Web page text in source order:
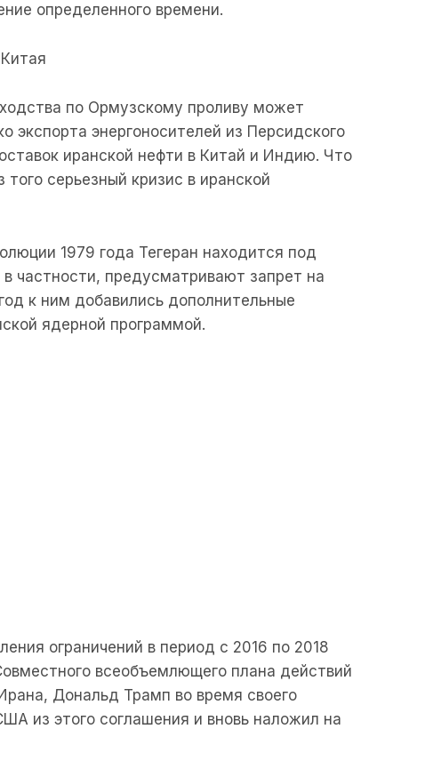
определенного времени.
по Ормузскому проливу может
экспорта энергоносителей из Персидского
иранской нефти в Китай и Индию. Что
того серьезный кризис в иранской
1979 года Тегеран находится под
частности, предусматривают запрет на
к ним добавились дополнительные
ядерной программой.
ограничений в период с 2016 по 2018
всеобъемлющего плана действий
Дональд Трамп во время своего
из этого соглашения и вновь наложил на